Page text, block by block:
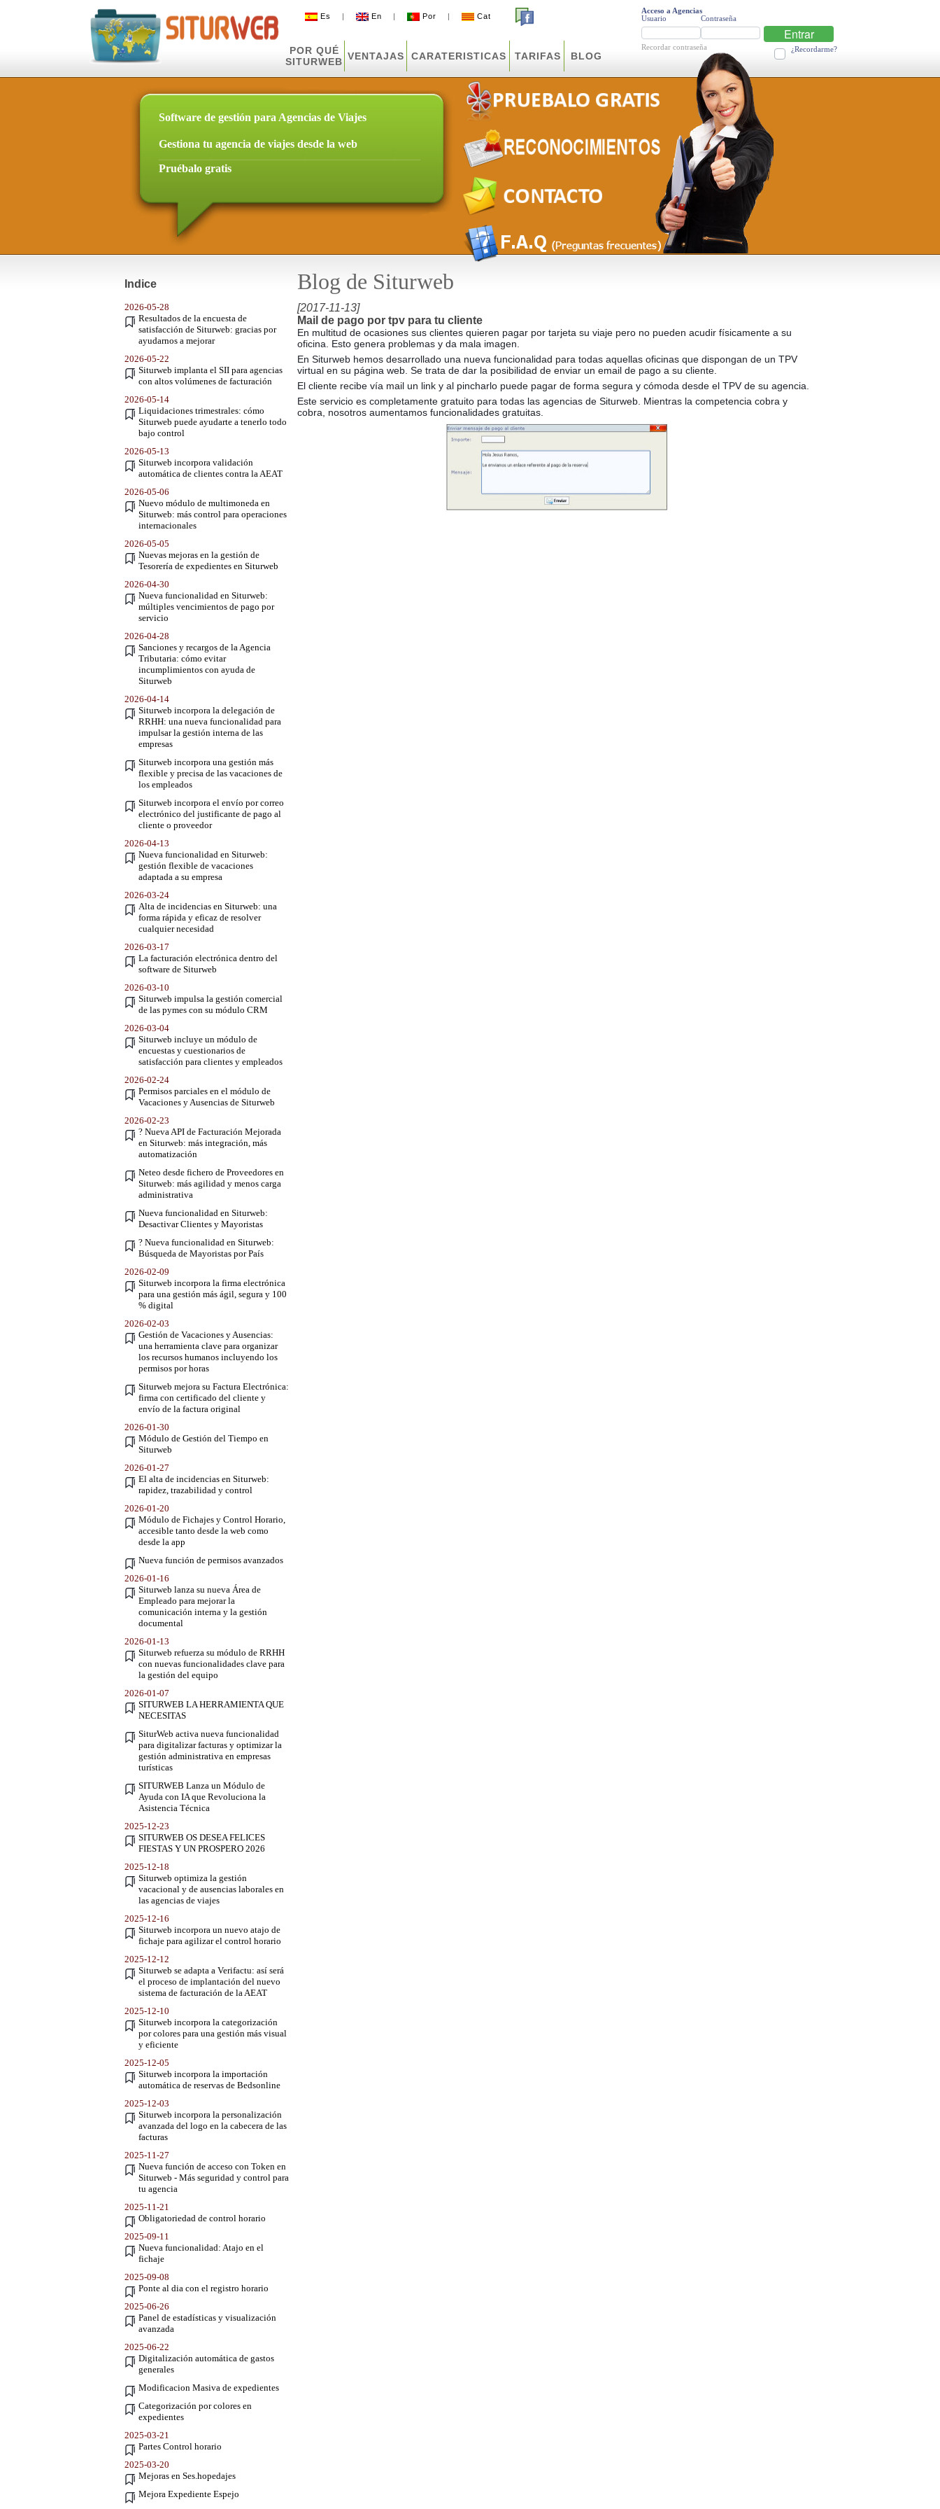
Es | En | Por | Cat
POR QUÉ
SITURWEB VENTAJAS CARATERISTICAS TARIFAS BLOG
Acceso a Agencias
Usuario
Contraseña
Entrar
Recordar contraseña ¿Recordarme?
Software de gestión para Agencias de Viajes
Gestiona tu agencia de viajes desde la web
Pruébalo gratis
Indice Blog de Siturweb
2026-05-28
Resultados de la encuesta de
satisfacción de Siturweb: gracias por
ayudarnos a mejorar
2026-05-22
Siturweb implanta el SII para agencias
con altos volúmenes de facturación
2026-05-14
Liquidaciones trimestrales: cómo
Siturweb puede ayudarte a tenerlo todo
bajo control
2026-05-13
Siturweb incorpora validación
automática de clientes contra la AEAT
2026-05-06
Nuevo módulo de multimoneda en
Siturweb: más control para operaciones
internacionales
2026-05-05
Nuevas mejoras en la gestión de
Tesorería de expedientes en Siturweb
2026-04-30
Nueva funcionalidad en Siturweb:
múltiples vencimientos de pago por
servicio
2026-04-28
Sanciones y recargos de la Agencia
Tributaria: cómo evitar
incumplimientos con ayuda de
Siturweb
2026-04-14
Siturweb incorpora la delegación de
RRHH: una nueva funcionalidad para
impulsar la gestión interna de las
empresas
Siturweb incorpora una gestión más
flexible y precisa de las vacaciones de
los empleados
Siturweb incorpora el envío por correo
electrónico del justificante de pago al
cliente o proveedor
2026-04-13
Nueva funcionalidad en Siturweb:
gestión flexible de vacaciones
adaptada a su empresa
2026-03-24
Alta de incidencias en Siturweb: una
forma rápida y eficaz de resolver
cualquier necesidad
2026-03-17
La facturación electrónica dentro del
software de Siturweb
2026-03-10
Siturweb impulsa la gestión comercial
de las pymes con su módulo CRM
2026-03-04
Siturweb incluye un módulo de
encuestas y cuestionarios de
satisfacción para clientes y empleados
2026-02-24
Permisos parciales en el módulo de
Vacaciones y Ausencias de Siturweb
2026-02-23
? Nueva API de Facturación Mejorada
en Siturweb: más integración, más
automatización
Neteo desde fichero de Proveedores en
Siturweb: más agilidad y menos carga
administrativa
Nueva funcionalidad en Siturweb:
Desactivar Clientes y Mayoristas
? Nueva funcionalidad en Siturweb:
Búsqueda de Mayoristas por País
2026-02-09
Siturweb incorpora la firma electrónica
para una gestión más ágil, segura y 100
% digital
2026-02-03
Gestión de Vacaciones y Ausencias:
una herramienta clave para organizar
los recursos humanos incluyendo los
permisos por horas
Siturweb mejora su Factura Electrónica:
firma con certificado del cliente y
envío de la factura original
2026-01-30
Módulo de Gestión del Tiempo en
Siturweb
2026-01-27
El alta de incidencias en Siturweb:
rapidez, trazabilidad y control
2026-01-20
Módulo de Fichajes y Control Horario,
accesible tanto desde la web como
desde la app
Nueva función de permisos avanzados
2026-01-16
Siturweb lanza su nueva Área de
Empleado para mejorar la
comunicación interna y la gestión
documental
2026-01-13
Siturweb refuerza su módulo de RRHH
con nuevas funcionalidades clave para
la gestión del equipo
2026-01-07
SITURWEB LA HERRAMIENTA QUE
NECESITAS
SiturWeb activa nueva funcionalidad
para digitalizar facturas y optimizar la
gestión administrativa en empresas
turísticas
SITURWEB Lanza un Módulo de
Ayuda con IA que Revoluciona la
Asistencia Técnica
2025-12-23
SITURWEB OS DESEA FELICES
FIESTAS Y UN PROSPERO 2026
2025-12-18
Siturweb optimiza la gestión
vacacional y de ausencias laborales en
las agencias de viajes
2025-12-16
Siturweb incorpora un nuevo atajo de
fichaje para agilizar el control horario
2025-12-12
Siturweb se adapta a Verifactu: así será
el proceso de implantación del nuevo
sistema de facturación de la AEAT
2025-12-10
Siturweb incorpora la categorización
por colores para una gestión más visual
y eficiente
2025-12-05
Siturweb incorpora la importación
automática de reservas de Bedsonline
2025-12-03
Siturweb incorpora la personalización
avanzada del logo en la cabecera de las
facturas
2025-11-27
Nueva función de acceso con Token en
Siturweb - Más seguridad y control para
tu agencia
2025-11-21
Obligatoriedad de control horario
2025-09-11
Nueva funcionalidad: Atajo en el
fichaje
2025-09-08
Ponte al dia con el registro horario
2025-06-26
Panel de estadísticas y visualización
avanzada
2025-06-22
Digitalización automática de gastos
generales
Modificacion Masiva de expedientes
Categorización por colores en
expedientes
2025-03-21
Partes Control horario
2025-03-20
Mejoras en Ses.hopedajes
Mejora Expediente Espejo
[2017-11-13]
Mail de pago por tpv para tu cliente
En multitud de ocasiones sus clientes quieren pagar por tarjeta su viaje pero no pueden acudir físicamente a su
oficina. Esto genera problemas y da mala imagen.
En Siturweb hemos desarrollado una nueva funcionalidad para todas aquellas oficinas que dispongan de un TPV
virtual en su página web. Se trata de dar la posibilidad de enviar un email de pago a su cliente.
El cliente recibe vía mail un link y al pincharlo puede pagar de forma segura y cómoda desde el TPV de su agencia.
Este servicio es completamente gratuito para todas las agencias de Siturweb. Mientras la competencia cobra y
cobra, nosotros aumentamos funcionalidades gratuitas.